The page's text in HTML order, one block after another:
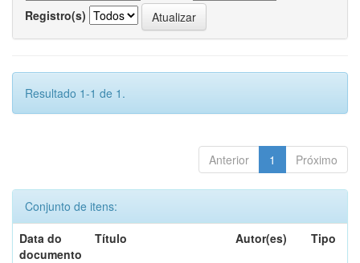
Registro(s)
Resultado 1-1 de 1.
Anterior 1 Próximo
Conjunto de itens:
Data do
documento
Título Autor(es) Tipo